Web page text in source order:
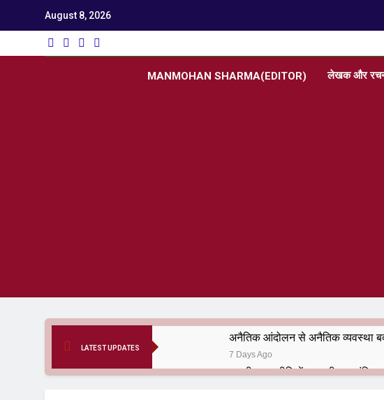
August 8, 2026
Utkarsh
MANMOHAN SHARMA(EDITOR) लेखक और
LATEST UPDATES
अनैतिक आंदोलन से अनैतिक व्यवस्था
7 Days Ago